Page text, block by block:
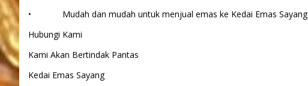
• Mudah dan mudah untuk menjual emas ke Kedai Emas Sayang
Hubungi Kami
Kami Akan Bertindak Pantas
Kedai Emas Sayang